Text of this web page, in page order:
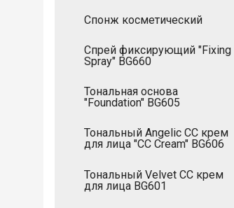
Спонж косметический
Спрей фиксирующий "Fixing
Spray" BG660
Тональная основа
"Foundation" BG605
Тональный Angelic СС крем
для лица "CC Cream" BG606
Тональный Velvet СС крем
для лица BG601